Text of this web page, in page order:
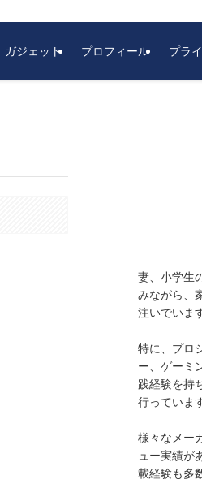
ガジェット プロフィール プラ
妻、小学生
みながら、
注いでいま
特に、プロ
ー、ゲーミ
践経験を持
行っていま
様々なメー
ュー実績が
載経験も多